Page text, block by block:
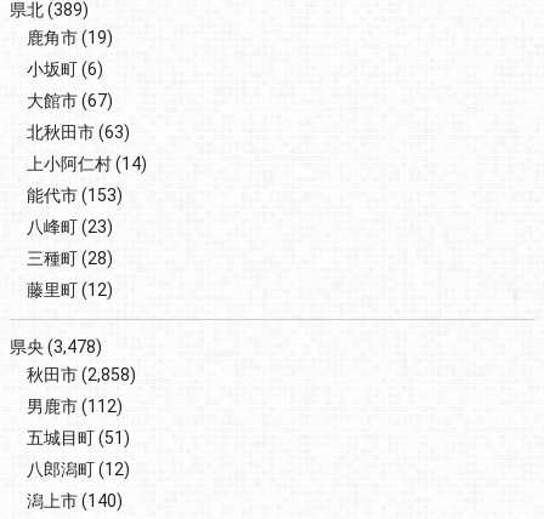
県北(389)
鹿角市(19)
小坂町(6)
大館市(67)
北秋田市(63)
上小阿仁村(14)
能代市(153)
八峰町(23)
三種町(28)
藤里町(12)
県央(3,478)
秋田市(2,858)
男鹿市(112)
五城目町(51)
八郎潟町(12)
潟上市(140)